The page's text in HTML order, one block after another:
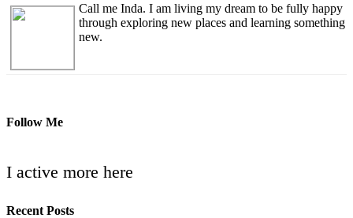
Call me Inda. I am living my dream to be fully happy
through exploring new places and learning something
new.
Follow Me
I active more here
Recent Posts